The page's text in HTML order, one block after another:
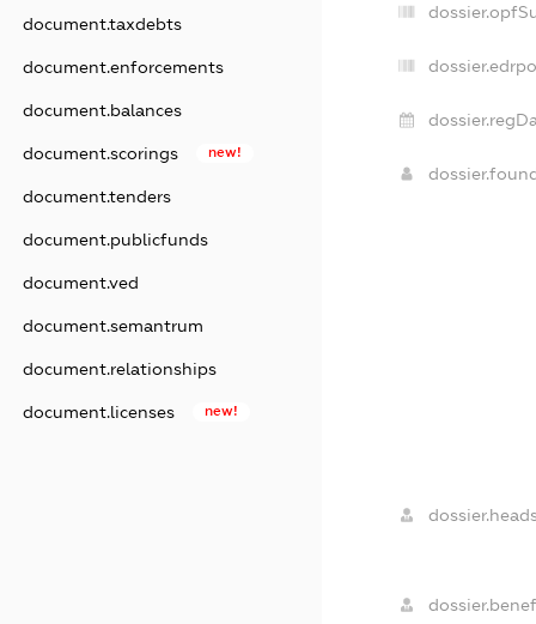
document.taxdebts
document.enforcements
document.balances
document.scorings new!
document.tenders
document.publicfunds
document.ved
document.semantrum
document.relationships
document.licenses new!